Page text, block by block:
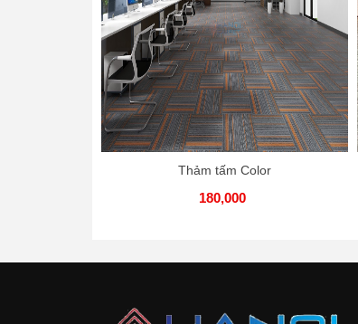
Thảm tấm Color
180,000